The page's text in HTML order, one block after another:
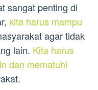
sangat penting di
kita harus mampu
agar tidak
lain. Kita harus
dan mematuhi